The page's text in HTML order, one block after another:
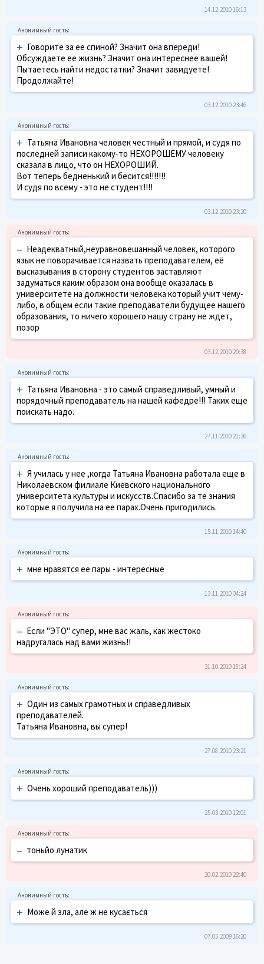
14.12.2010 16:13
+ Говорите за ее спиной? Значит она впереди!
Обсуждаете ее жизнь? Значит она интереснее вашей!
Пытаетесь найти недостатки? Значит завидуете!
Продолжайте!
03.12.2010 23:46
+ Татьяна Ивановна человек честный и прямой, и судя по
последней записи какому-то НЕХОРОШЕМУ человеку
сказала в лицо, что он НЕХОРОШИЙ.
Вот теперь бедненький и бесится!!!!!!!
И судя по всему - это не студент!!!!
03.12.2010 23:20
– Неадекватный,неуравновешанный человек, которого
язык не поворачивается назвать преподавателем, её
высказывания в сторону студентов заставляют
задуматься каким образом она вообще оказалась в
университете на должности человека который учит чему-
либо, в общем если такие преподаватели будущее нашего
образования, то ничего хорошего нашу страну не ждет,
позор
03.12.2010 20:38
+ Татьяна Ивановна - это самый справедливый, умный и
порядочный преподаватель на нашей кафедре!!! Таких еще
поискать надо.
27.11.2010 21:36
+ Я училась у нее ,когда Татьяна Ивановна работала еще в
Николаевском филиале Киевского национального
университета культуры и искусств.Спасибо за те знания
которые я получила на ее парах.Очень пригодились.
15.11.2010 14:40
+ мне нравятся ее пары - интересные
13.11.2010 04:24
– Если "ЭТО" супер, мне вас жаль, как жестоко
надругалась над вами жизнь!!
31.10.2010 18:24
+ Один из самых грамотных и справедливых
преподавателей.
Татьяна Ивановна, вы супер!
27.08.2010 23:21
+ Очень хороший преподаватель)))
25.03.2010 12:01
– тоньйо лунатик
20.02.2010 22:40
+ Може й зла, але ж не кусається
07.05.2009 16:20